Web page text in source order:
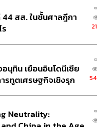
44 สส. ในชั้นศาลฎีกา
นุทิน เยือนอินโดนีเซีย
รทูตเศรษฐกิจเชิงรุก
Neutrality: